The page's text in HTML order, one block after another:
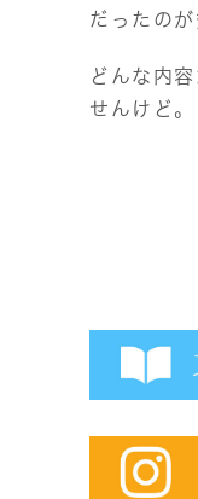
だったの
どんな内
せんけど。